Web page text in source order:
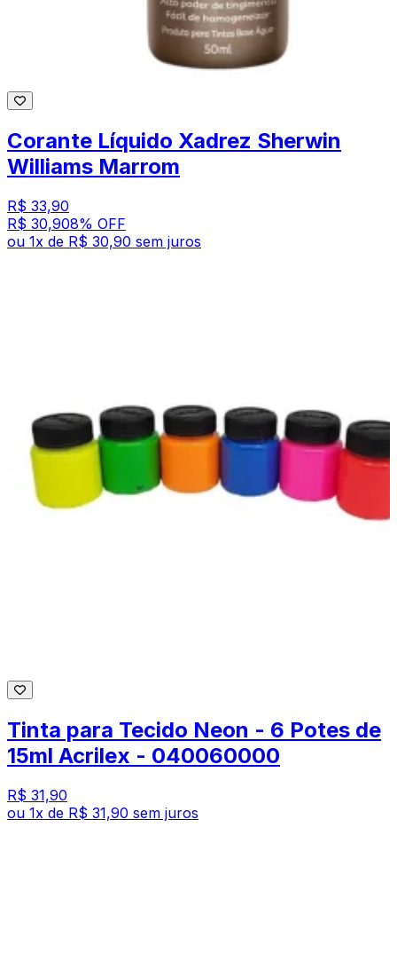
Corante Líquido Xadrez Sherwin
Williams Marrom
R$ 33,90
R$ 30,908% OFF
ou 1x de R$ 30,90 sem juros
Tinta para Tecido Neon - 6 Potes de
15ml Acrilex - 040060000
R$ 31,90
ou 1x de R$ 31,90 sem juros